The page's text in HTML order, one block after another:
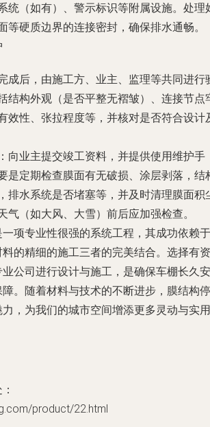
统（如有）、警示标识等附属设施。处理
等硬质边界的连接密封，确保排水通畅。
成后，由施工方、业主、监理等共同进行
结构外观（是否平整无褶皱）、连接节点
效性、张拉程度等，并核对是否符合设计
向业主提交竣工资料，并提供使用维护手
是定期检查膜面有无破损、涂层剥落，结
排水系统是否堵塞等，并及时清理膜面积
气（如大风、大雪）前后应加强检查。
项专业性很强的系统工程，其成功依赖于
的精细的施工三者的完美结合。选择有资
公司进行设计与施工，是确保车棚长久安
。随着材料与技术的不断进步，膜结构停
，为我们的城市空间增添更多灵动与实用
product/22.html